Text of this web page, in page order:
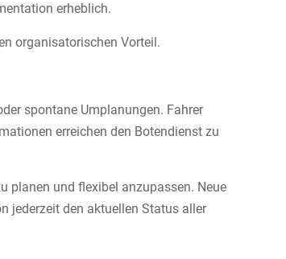
erheblich.
organisatorischen Vorteil.
spontane Umplanungen. Fahrer
erreichen den Botendienst zu
planen und flexibel anzupassen. Neue
jederzeit den aktuellen Status aller